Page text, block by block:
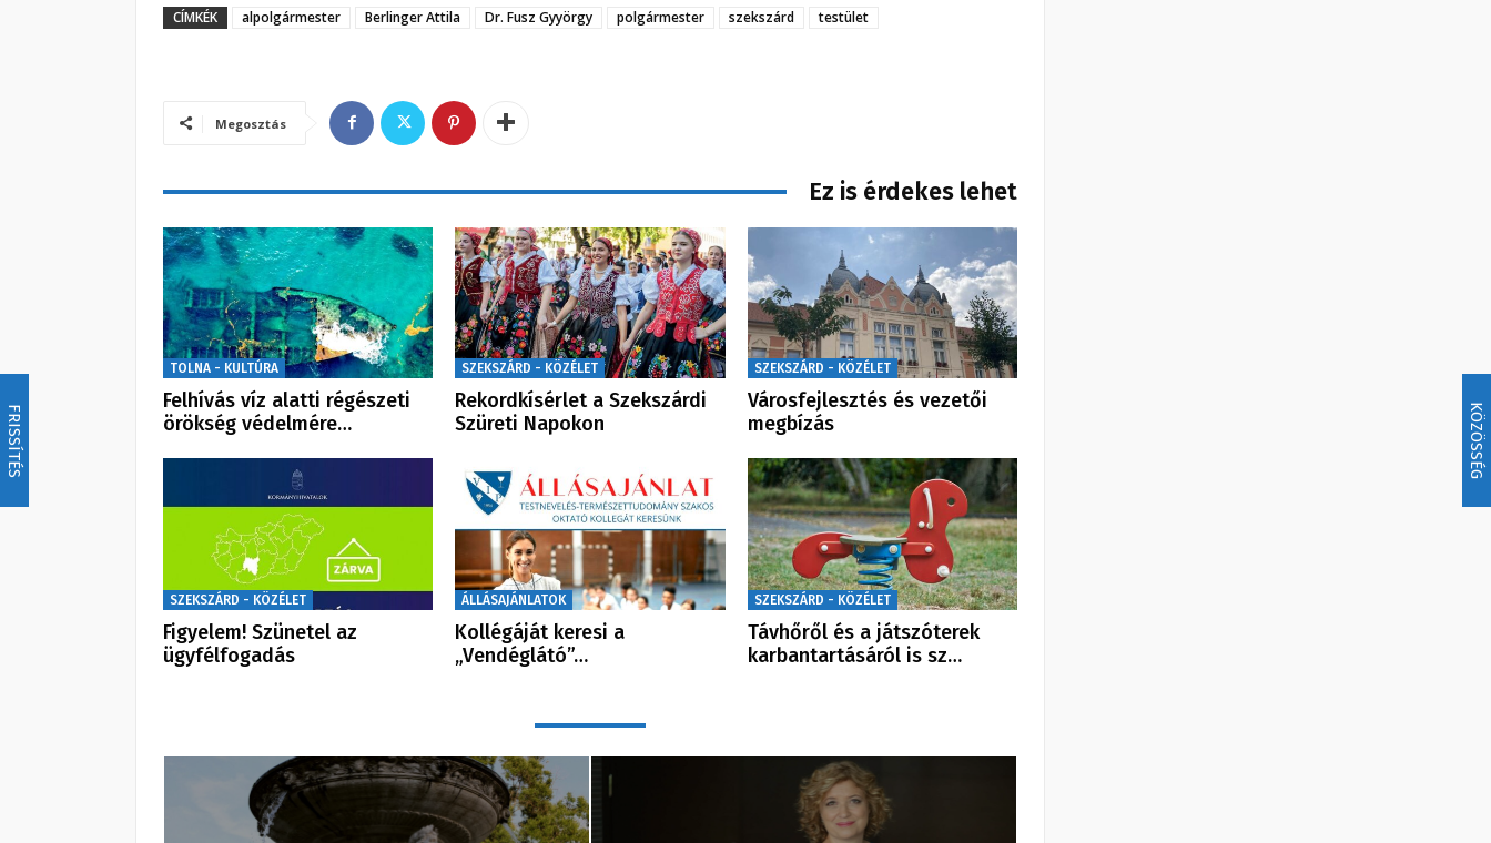
FRISSÍTÉS KÖZÖSSÉG
CÍMKÉK alpolgármester Berlinger Attila Dr. Fusz Gyyörgy polgármester szekszárd testület
Megosztás
Ez is érdekes lehet
TOLNA - KULTÚRA
Felhívás víz alatti régészeti
örökség védelmére…
SZEKSZÁRD - KÖZÉLET
Rekordkísérlet a Szekszárdi
Szüreti Napokon
SZEKSZÁRD - KÖZÉLET
Városfejlesztés és vezetői
megbízás
SZEKSZÁRD - KÖZÉLET
Figyelem! Szünetel az
ügyfélfogadás
ÁLLÁSAJÁNLATOK
Kollégáját keresi a
„Vendéglátó”…
SZEKSZÁRD - KÖZÉLET
Távhőről és a játszóterek
karbantartásáról is sz…